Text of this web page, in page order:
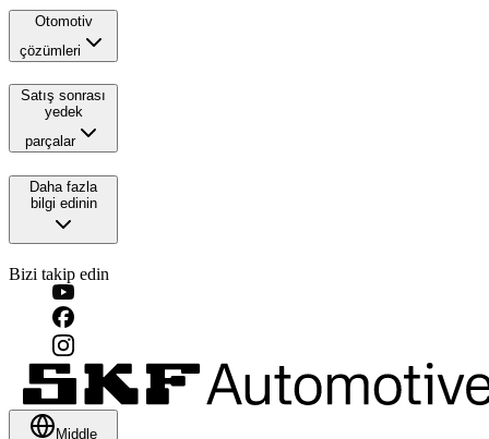
Otomotiv
çözümleri
Satış sonrası
yedek
parçalar
Daha fazla
bilgi edinin
Bizi takip edin
Middle